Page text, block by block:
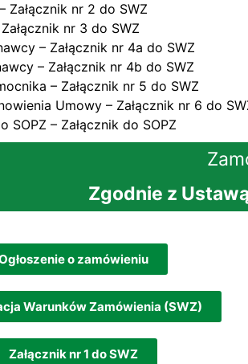
nr 2 do SWZ
nr 3 do SWZ
– Załącznik nr 4a do SWZ
– Załącznik nr 4b do SWZ
– Załącznik nr 5 do SWZ
Umowy – Załącznik nr 6 do
SOPZ – Załącznik do SOPZ
Zgodnie z
o zamówieniu
Warunków Zamówienia (SWZ)
Załącznik nr 1 do SWZ